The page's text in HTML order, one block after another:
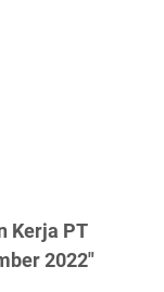
Kerja PT
2022"